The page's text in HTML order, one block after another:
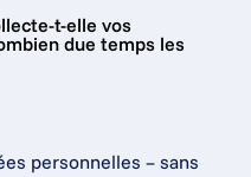
t-elle vos
due temps les
personnelles – sans